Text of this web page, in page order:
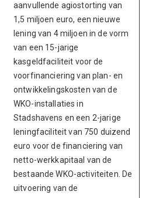
aanvullende agiostorting van
1,5 miljoen euro, een nieuwe
lening van 4 miljoen in de vorm
van een 15-jarige
kasgeldfaciliteit voor de
voorfinanciering van plan- en
ontwikkelingskosten van de
WKO-installaties in
Stadshavens en een 2-jarige
leningfaciliteit van 750 duizend
euro voor de financiering van
netto-werkkapitaal van de
bestaande WKO-activiteiten. De
uitvoering van de